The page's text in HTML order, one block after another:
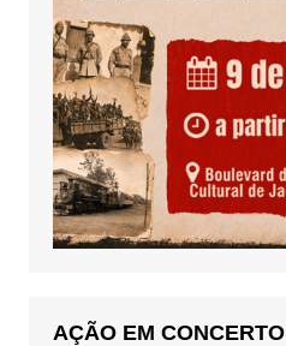
AÇÃO EM CONCERTO